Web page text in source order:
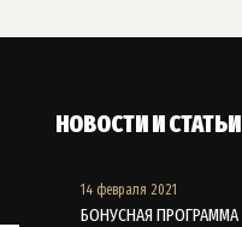
НОВОСТИ И СТАТЬИ
14 февраля 2021
БОНУСНАЯ ПРОГРАММА